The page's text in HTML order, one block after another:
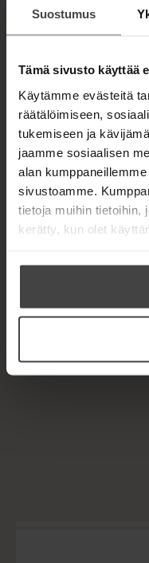
Suostumus
Tämä sivusto käyttää
Käytämme evästeitä
räätälöimiseen,
tukemiseen ja
jaamme sosiaalisen
alan
sivustoamme.
tietoja muihin tietoihin,
kerätty, kun olet
Sarita